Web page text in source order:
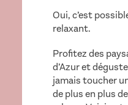
Oui, c’est
relaxant.
Profitez des
d’Azur et
jamais toucher
de plus en plus